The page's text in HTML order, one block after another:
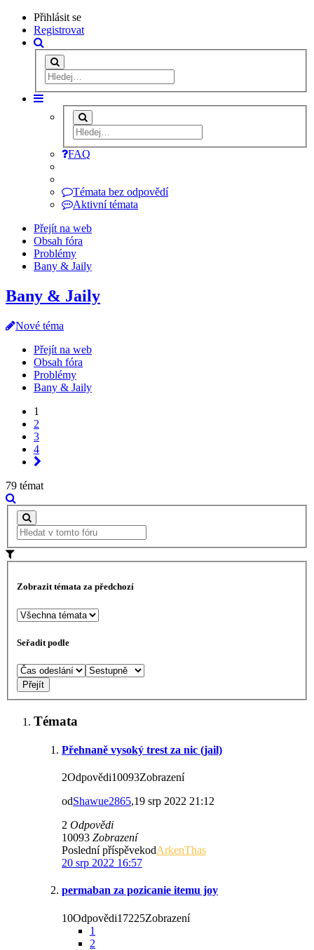
Přihlásit se
Registrovat
FAQ
Témata bez odpovědí
Aktivní témata
Přejít na web
Obsah fóra
Problémy
Bany & Jaily
Bany & Jaily
Nové téma
Přejít na web
Obsah fóra
Problémy
Bany & Jaily
1
2
3
4
79 témat
Zobrazit témata za předchozí
Seřadit podle
Témata
Přehnaně vysoký trest za nic (jail)
2Odpovědi10093Zobrazení
odShawue2865,19 srp 2022 21:12
2 Odpovědi
10093 Zobrazení
Poslední příspěvekodArkenThas
20 srp 2022 16:57
permaban za pozicanie itemu joy
10Odpovědi17225Zobrazení
1
2